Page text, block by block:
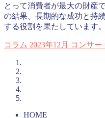
とって消費者が最大の財産
の結果、長期的な成功と持
する役割を果たしています。
コラム 2023年12月 コンサー
HOME